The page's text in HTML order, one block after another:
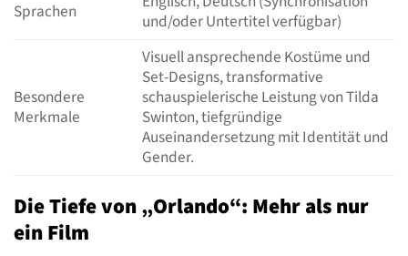
Sprachen
und/oder Untertitel verfügbar)
Besondere
Merkmale
Visuell ansprechende Kostüme und
Set-Designs, transformative
schauspielerische Leistung von Tilda
Swinton, tiefgründige
Auseinandersetzung mit Identität und
Gender.
Die Tiefe von „Orlando“: Mehr als nur
ein Film